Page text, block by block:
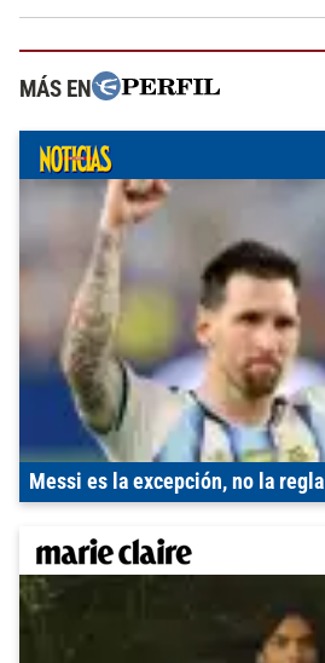
MÁS EN
Messi es la excepción, no la regla